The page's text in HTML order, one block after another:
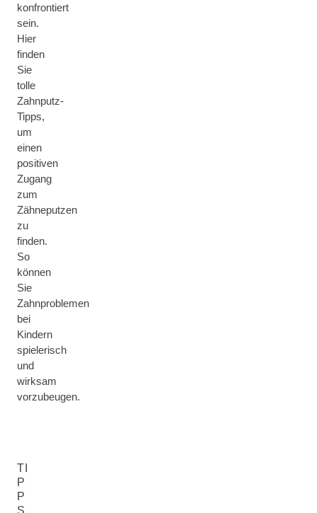
konfrontiert
sein.
Hier
finden
Sie
tolle
Zahnputz-
Tipps,
um
einen
positiven
Zugang
zum
Zähneputzen
zu
finden.
So
können
Sie
Zahnproblemen
bei
Kindern
spielerisch
und
wirksam
vorzubeugen.
TI
P
P
S